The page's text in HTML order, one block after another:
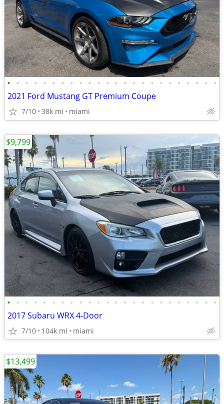
• • • • • • • • • • • • • • • • • • • • • • • •
2021 Ford Mustang GT Premium Coupe
7/10 38k mi miami
• • • • • • • • • • • • • • • • • • • • • • • •
2017 Subaru WRX 4-Door
7/10 104k mi miami
$9,799
$13,499